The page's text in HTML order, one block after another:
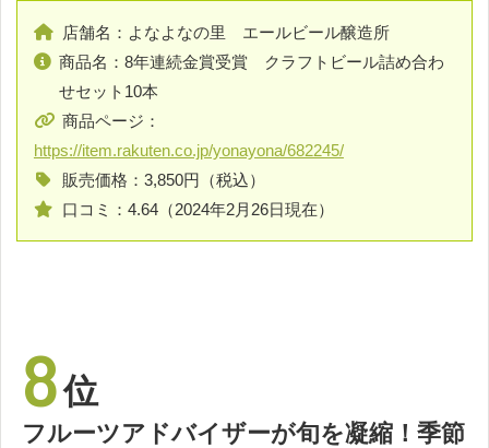
店舗名：よなよなの里 エールビール醸造所
商品名：8年連続金賞受賞 クラフトビール詰め合わ
せセット10本
商品ページ：
https://item.rakuten.co.jp/yonayona/682245/
販売価格：3,850円（税込）
口コミ：4.64（2024年2月26日現在）
8位
フルーツアドバイザーが旬を凝縮！季節